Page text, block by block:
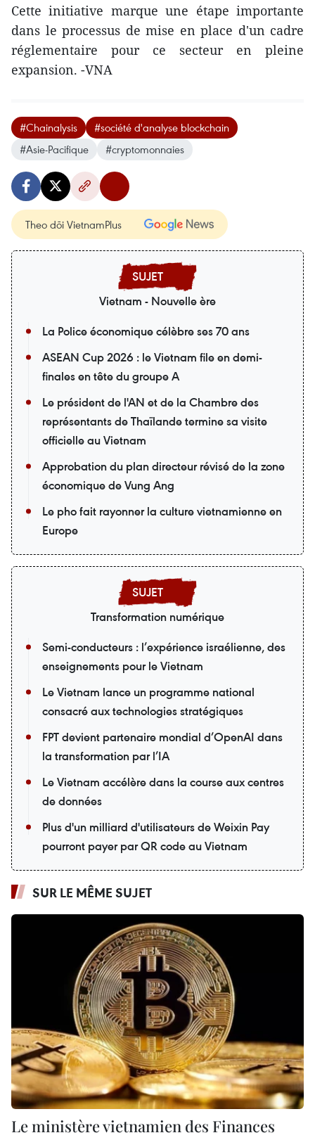
Cette initiative marque une étape importante
dans le processus de mise en place d'un cadre
réglementaire pour ce secteur en pleine
expansion. -VNA
#Chainalysis
#société d'analyse blockchain
#Asie-Pacifique
#cryptomonnaies
Theo dõi VietnamPlus
Vietnam - Nouvelle ère
La Police économique célèbre ses 70 ans
ASEAN Cup 2026 : le Vietnam file en demi-
finales en tête du groupe A
Le président de l'AN et de la Chambre des
représentants de Thaïlande termine sa visite
officielle au Vietnam
Approbation du plan directeur révisé de la zone
économique de Vung Ang
Le pho fait rayonner la culture vietnamienne en
Europe
Transformation numérique
Semi-conducteurs : l’expérience israélienne, des
enseignements pour le Vietnam
Le Vietnam lance un programme national
consacré aux technologies stratégiques
FPT devient partenaire mondial d’OpenAI dans
la transformation par l’IA
Le Vietnam accélère dans la course aux centres
de données
Plus d'un milliard d'utilisateurs de Weixin Pay
pourront payer par QR code au Vietnam
SUR LE MÊME SUJET
Le ministère vietnamien des Finances